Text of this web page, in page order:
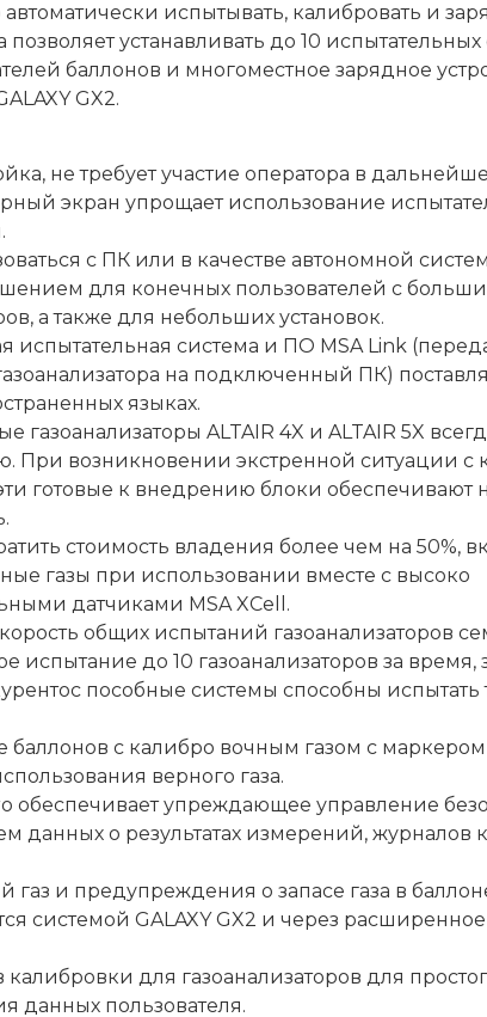
испытывать, калибровать и
позволяет устанавливать до 10
баллонов и многоместное зарядное
GX2.
не требует участие оператора в
экран упрощает использование
с ПК или в качестве автономной
для конечных пользователей с
а также для небольших установок.
испытательная система и ПО MSA Link
на подключенный ПК)
языках.
газоанализаторы ALTAIR 4X и ALTAIR 5X
При возникновении экстренной ситуации с
готовые к внедрению блоки обеспечивают
стоимость владения более чем на 50%,
газы при использовании вместе с высоко
датчиками MSA XCell.
общих испытаний газоанализаторов
испытание до 10 газоанализаторов за время,
пособные системы способны испытать
баллонов с калибро вочным газом с маркером
верного газа.
обеспечивает упреждающее управление
данных о результатах измерений, журналов
газ и предупреждения о запасе газа в
системой GALAXY GX2 и через
калибровки для газоанализаторов для
данных пользователя.